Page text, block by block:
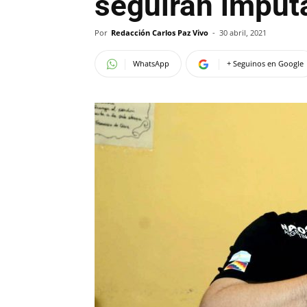
Por Redacción Carlos Paz Vivo - 30 abril, 2021
WhatsApp + Seguinos en Google